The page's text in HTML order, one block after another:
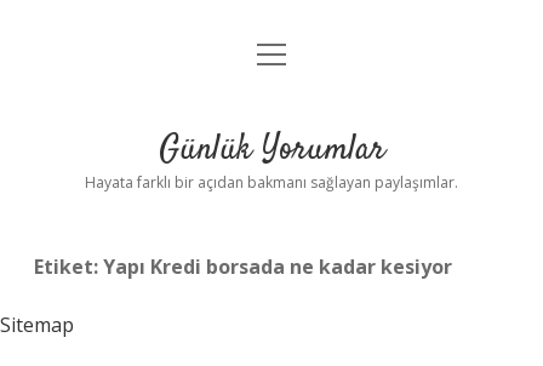
Anasayfa
Yasal Uyarı
menüyü
Günlük Yorumlar
Hayata farklı bir açıdan bakmanı sağlayan paylaşımlar.
Etiket:Yapı Kredi borsada ne kadar kesiyor
Sitemap